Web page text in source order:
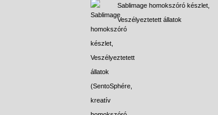
Sablimage homokszóró készlet,
Veszélyeztetett állatok